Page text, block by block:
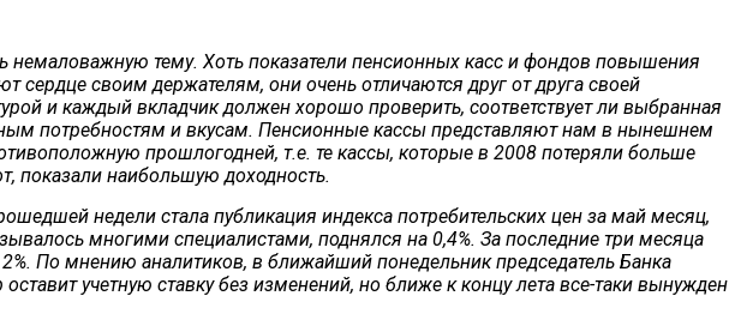
немаловажную тему. Хоть показатели пенсионных касс и фондов повышения
сердце своим держателям, они очень отличаются друг от друга своей
и каждый вкладчик должен хорошо проверить, соответствует ли выбранная
потребностям и вкусам. Пенсионные кассы представляют нам в нынешнем
прошлогодней, т.е. те кассы, которые в 2008 потеряли больше
показали наибольшую доходность.
недели стала публикация индекса потребительских цен за май месяц,
многими специалистами, поднялся на 0,4%. За последние три месяца
По мнению аналитиков, в ближайший понедельник председатель Банка
учетную ставку без изменений, но ближе к концу лета все-таки вынужден